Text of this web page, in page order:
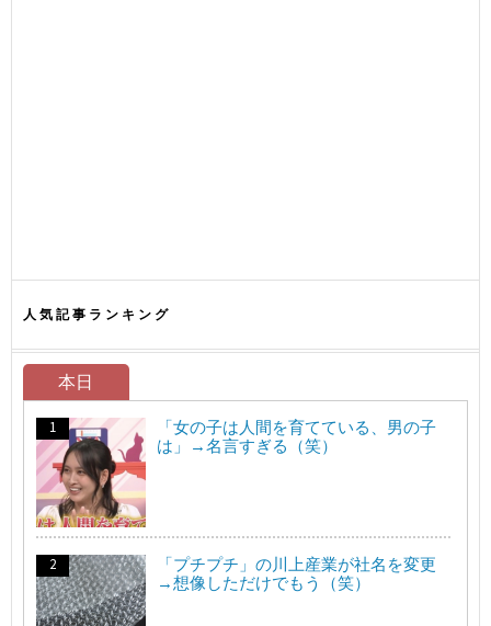
人気記事ランキング
本日
「女の子は人間を育てている、男の子
は」→名言すぎる（笑）
「プチプチ」の川上産業が社名を変更
→想像しただけでもう（笑）